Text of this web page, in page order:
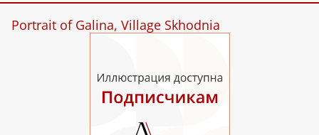
Portrait of Galina, Village Skhodnia